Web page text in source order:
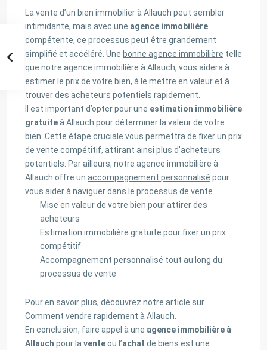
La vente d’un bien immobilier à Allauch peut sembler
intimidante, mais avec une agence immobilière
compétente, ce processus peut être grandement
simplifié et accéléré. Une bonne agence immobilière telle
que notre agence immobilière à Allauch, vous aidera à
estimer le prix de votre bien, à le mettre en valeur et à
trouver des acheteurs potentiels rapidement.
Il est important d’opter pour une estimation immobilière
gratuiteà Allauch pour déterminer la valeur de votre
bien. Cette étape cruciale vous permettra de fixer un prix
de vente compétitif, attirant ainsi plus d’acheteurs
potentiels. Par ailleurs, notre agence immobilière à
Allauch offre un accompagnement personnalisé pour
vous aider à naviguer dans le processus de vente.
Mise en valeur de votre bien pour attirer des
acheteurs
Estimation immobilière gratuite pour fixer un prix
compétitif
Accompagnement personnalisé tout au long du
processus de vente
Pour en savoir plus, découvrez notre article sur
Comment vendre rapidement à Allauch.
En conclusion, faire appel à une agence immobilière à
Allauch pour la venteou l’achat de biens est une